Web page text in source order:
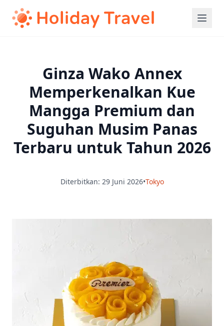
Ginza Wako Annex
Memperkenalkan Kue
Mangga Premium dan
Suguhan Musim Panas
Terbaru untuk Tahun 2026
Diterbitkan: 29 Juni 2026•Tokyo